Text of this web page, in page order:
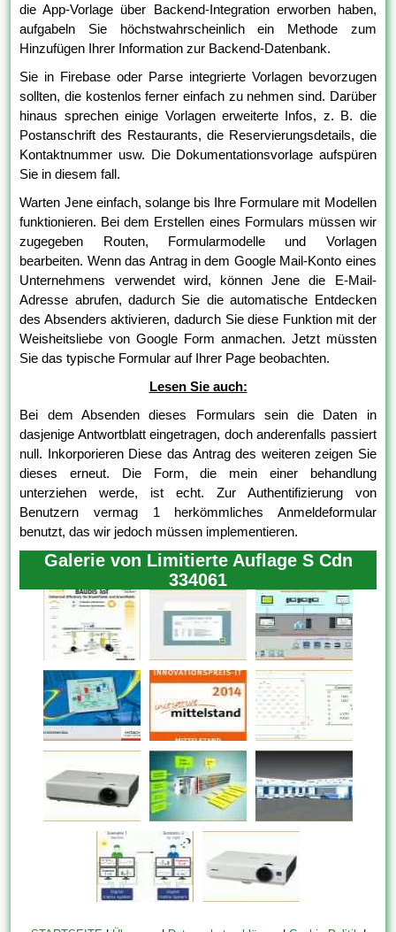
die App-Vorlage über Backend-Integration erworben haben,
aufgabeln Sie höchstwahrscheinlich ein Methode zum
Hinzufügen Ihrer Information zur Backend-Datenbank.
Sie in Firebase oder Parse integrierte Vorlagen bevorzugen
sollten, die kostenlos ferner einfach zu nehmen sind. Darüber
hinaus sprechen einige Vorlagen erweiterte Infos, z. B. die
Postanschrift des Restaurants, die Reservierungsdetails, die
Kontaktnummer usw. Die Dokumentationsvorlage aufspüren
Sie in diesem fall.
Warten Jene einfach, solange bis Ihre Formulare mit Modellen
funktionieren. Bei dem Erstellen eines Formulars müssen wir
zugegeben Routen, Formularmodelle und Vorlagen
bearbeiten. Wenn das Antrag in dem Google Mail-Konto eines
Unternehmens verwendet wird, können Jene die E-Mail-
Adresse abrufen, dadurch Sie die automatische Entdecken
des Absenders aktivieren, dadurch Sie diese Funktion mit der
Weisheitsliebe von Google Form anmachen. Jetzt müssten
Sie das typische Formular auf Ihrer Page beobachten.
Lesen Sie auch:
Bei dem Absenden dieses Formulars sein die Daten in
dasjenige Antwortblatt eingetragen, doch anderenfalls passiert
null. Inkorporieren Diese das Antrag des weiteren zeigen Sie
dieses erneut. Die Form, die mein einer behandlung
unterziehen werde, ist echt. Zur Authentifizierung von
Benutzern vermag 1 herkömmliches Anmeldeformular
benutzt, das wir jedoch müssen implementieren.
Galerie von Limitierte Auflage S Cdn
334061